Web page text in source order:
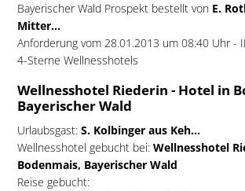
Bayerischer Wald Prospekt bestellt von E.
Mitter...
Anforderung vom 28.01.2013 um 08:40 Uhr -
4-Sterne Wellnesshotels
Wellnesshotel Riederin - Hotel in
Bayerischer Wald
Urlaubsgast:S. Kolbinger aus Keh...
Wellnesshotel gebucht bei:Wellnesshotel
Bodenmais, Bayerischer Wald
Reise gebucht: